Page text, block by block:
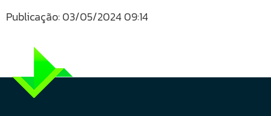
Publicação: 03/05/2024 09:14